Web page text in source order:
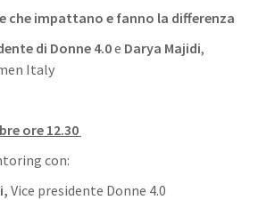
che impattano e fanno la differenza
di Donne 4.0e Darya Majidi,
Italy
ore 12.30
con:
Vice presidente Donne 4.0